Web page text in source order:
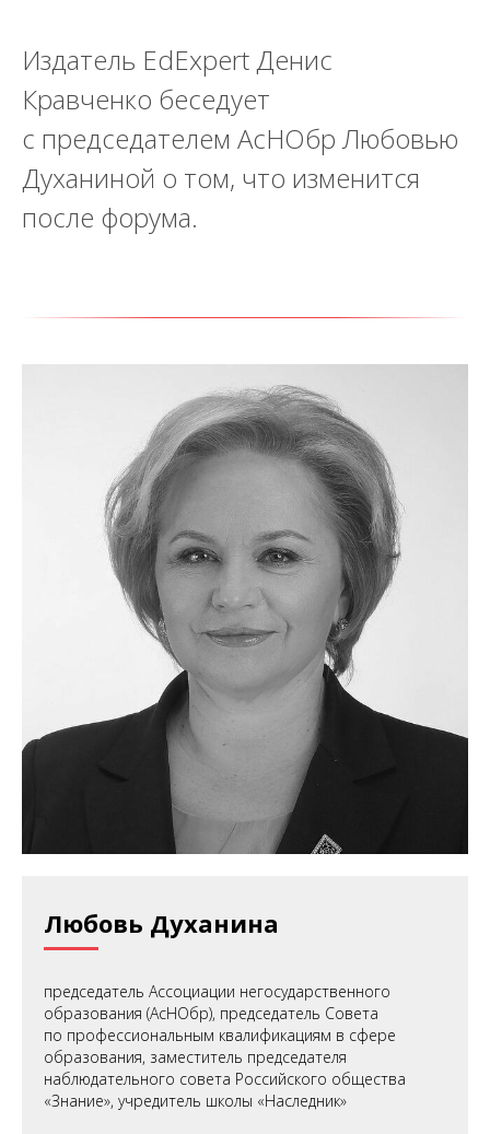
Издатель EdExpert Денис
Кравченко беседует
с председателем АсНОбр Любовью
Духаниной о том, что изменится
после форума.
Любовь Духанина
председатель Ассоциации негосударственного
образования (АсНОбр), председатель Совета
по профессиональным квалификациям в сфере
образования, заместитель председателя
наблюдательного совета Российского общества
«Знание», учредитель школы «Наследник»